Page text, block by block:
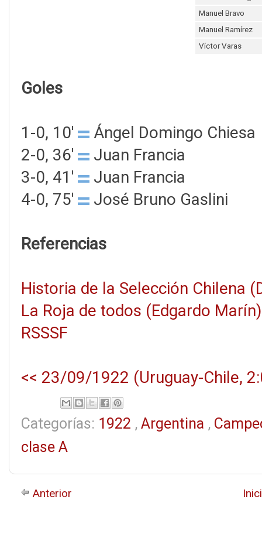
Manuel Bravo
Manuel Ramírez
Víctor Varas
Goles
1-0, 10'
Ángel Domingo Chiesa
2-0, 36'
Juan Francia
3-0, 41'
Juan Francia
4-0, 75'
José Bruno Gaslini
Referencias
Historia de la Selección Chilena
La Roja de todos (Edgardo Marín)
RSSSF
<< 23/09/1922 (Uruguay-Chile,
Categorías: 1922 , Argentina ,
clase A
Anterior